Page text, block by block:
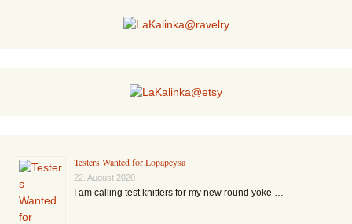
Testers Wanted for Lopapeysa
22. August 2020
I am calling test knitters for my new round yoke …